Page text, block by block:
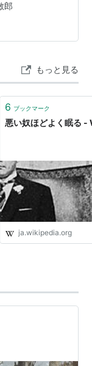
に追い込まれ
長、岩淵（森
年以上経った今
ラストまで、
郎
もっと見る
6 ブックマーク
悪い奴ほどよく眠る
ja.wikipedia.org